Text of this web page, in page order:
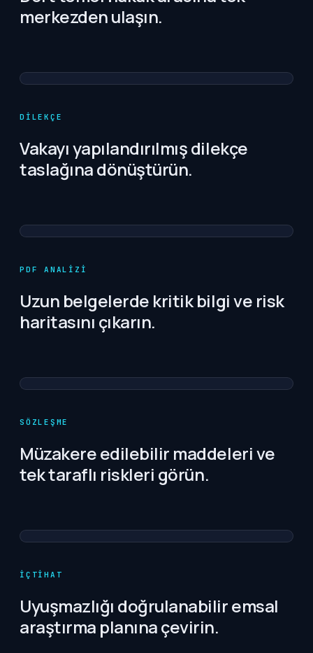
merkezden ulaşın.
DILEKÇE
Vakayı yapılandırılmış dilekçe
taslağına dönüştürün.
PDF ANALIZI
Uzun belgelerde kritik bilgi ve risk
haritasını çıkarın.
SÖZLEŞME
Müzakere edilebilir maddeleri ve
tek taraflı riskleri görün.
İÇTIHAT
Uyuşmazlığı doğrulanabilir emsal
araştırma planına çevirin.